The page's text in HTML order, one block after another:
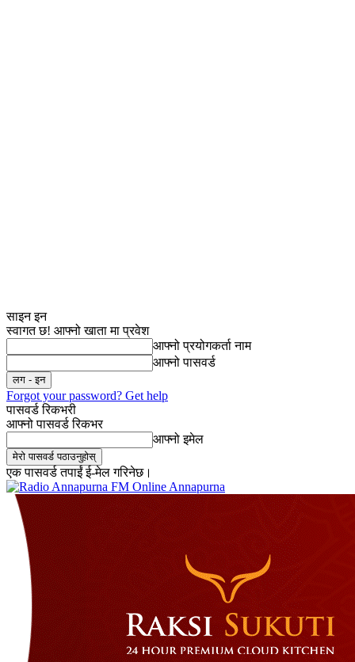
साइन इन
स्वागत छ! आफ्नो खाता मा प्रवेश
आफ्नो प्रयोगकर्ता नाम
आफ्नो पासवर्ड
Forgot your password? Get help
पासवर्ड रिकभरी
आफ्नो पासवर्ड रिकभर
आफ्नो इमेल
एक पासवर्ड तपाईं ई-मेल गरिनेछ।
Online Annapurna